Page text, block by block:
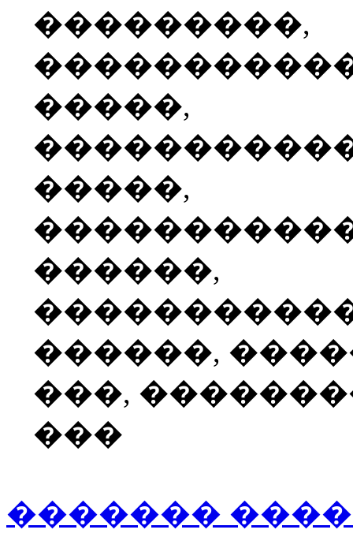
���������,
�����,
�����,
������,
������,
���,
���
�������